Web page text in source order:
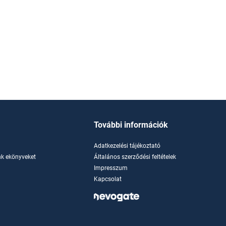
ekönyveket
További információk
Adatkezelési tájékoztató
Általános szerződési feltételek
Impresszum
Kapcsolat